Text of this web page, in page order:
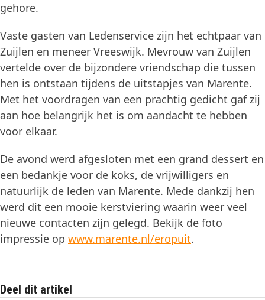
gehore.
Vaste gasten van Ledenservice zijn het echtpaar van
Zuijlen en meneer Vreeswijk. Mevrouw van Zuijlen
vertelde over de bijzondere vriendschap die tussen
hen is ontstaan tijdens de uitstapjes van Marente.
Met het voordragen van een prachtig gedicht gaf zij
aan hoe belangrijk het is om aandacht te hebben
voor elkaar.
De avond werd afgesloten met een grand dessert en
een bedankje voor de koks, de vrijwilligers en
natuurlijk de leden van Marente. Mede dankzij hen
werd dit een mooie kerstviering waarin weer veel
nieuwe contacten zijn gelegd. Bekijk de foto
impressie op www.marente.nl/eropuit.
Deel dit artikel